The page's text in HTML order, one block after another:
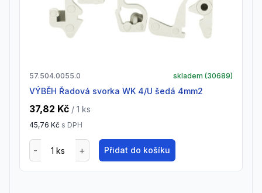
57.504.0055.0 skladem (30689)
VÝBĚH Řadová svorka WK 4/U šedá 4mm2
37,82 Kč / 1 ks
45,76 Kč s DPH
Přidat do košíku